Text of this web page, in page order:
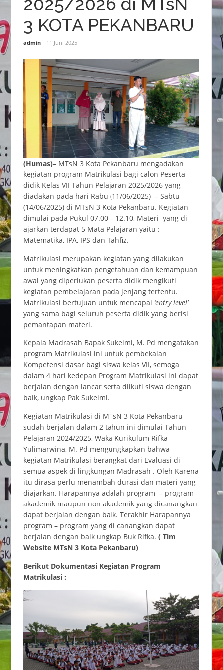
2025/2026 di MTsN
3 KOTA PEKANBARU
admin 11 Juni 2025
(Humas)– MTsN 3 Kota Pekanbaru mengadakan
kegiatan program Matrikulasi bagi calon Peserta
didik Kelas VII Tahun Pelajaran 2025/2026 yang
diadakan pada hari Rabu (11/06/2025) – Sabtu
(14/06/2025) di MTsN 3 Kota Pekanbaru. Kegiatan
dimulai pada Pukul 07.00 – 12.10, Materi yang di
ajarkan terdapat 5 Mata Pelajaran yaitu :
Matematika, IPA, IPS dan Tahfiz.
Matrikulasi merupakan kegiatan yang dilakukan
untuk meningkatkan pengetahuan dan kemampuan
awal yang diperlukan peserta didik mengikuti
kegiatan pembelajaran pada jenjang tertentu.
Matrikulasi bertujuan untuk mencapai ‘entry level’
yang sama bagi seluruh peserta didik yang berisi
pemantapan materi.
Kepala Madrasah Bapak Sukeimi, M. Pd mengatakan
program Matrikulasi ini untuk pembekalan
Kompetensi dasar bagi siswa kelas VII, semoga
dalam 4 hari kedepan Program Matrikulasi ini dapat
berjalan dengan lancar serta diikuti siswa dengan
baik, ungkap Pak Sukeimi.
Kegiatan Matrikulasi di MTsN 3 Kota Pekanbaru
sudah berjalan dalam 2 tahun ini dimulai Tahun
Pelajaran 2024/2025, Waka Kurikulum Rifka
Yulimarwina, M. Pd mengungkapkan bahwa
kegiatan Matrikulasi berangkat dari Evaluasi di
semua aspek di lingkungan Madrasah . Oleh Karena
itu dirasa perlu menambah durasi dan materi yang
diajarkan. Harapannya adalah program – program
akademik maupun non akademik yang dicanangkan
dapat berjalan dengan baik. Terakhir Harapannya
program – program yang di canangkan dapat
berjalan dengan baik ungkap Buk Rifka. ( Tim
Website MTsN 3 Kota Pekanbaru)
Berikut Dokumentasi Kegiatan Program
Matrikulasi :